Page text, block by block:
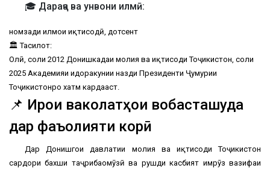
🎓 Дараҷа ва унвони илмӣ:
номзади илмҳои иқтисодӣ, дотсент
🏛 Таҳсилот:
Олӣ, соли 2012 Донишкадаи молия ва иқтисоди Тоҷикистон, соли
2025 Академияи идоракунии назди Президенти Ҷумҳурии
Тоҷикистонро хатм кардааст.
📌 Иҷрои ваколатҳои вобасташуда
дар фаъолияти корӣ
Дар Донишгоҳи давлатии молия ва иқтисоди Тоҷикистон
сардори бахши таҷрибаомӯзӣ ва рушди касбият имрӯз вазифаи